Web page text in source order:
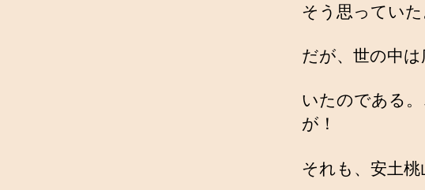
そう思っていた
だが、世の中は
いたのである
が！
それも、安土桃